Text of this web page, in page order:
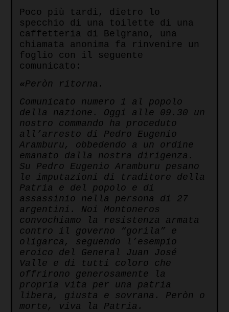
Poco più tardi, dietro lo
specchio di una toilette di una
caffetteria di Belgrano, una
chiamata anonima fa rinvenire un
foglio con il seguente
comunicato:
«Peròn ritorna.
Comunicato numero 1 al popolo
della nazione. Oggi alle 09.30 un
nostro commando ha proceduto
all’arresto di Pedro Eugenio
Aramburu, obbedendo a un ordine
emanato dalla nostra dirigenza.
Su Pedro Eugenio Aramburu pesano
le imputazioni di traditore della
Patria e del popolo e di
assassinio nella persona di 27
argentini. Noi Montoneros
convochiamo la resistenza armata
contro il governo “gorila” e
oligarca, seguendo l’esempio
eroico del General Juan José
Valle e di tutti coloro che
offrirono generosamente la
propria vita per una patria
libera, giusta e sovrana. Peròn o
morte, viva la Patria.